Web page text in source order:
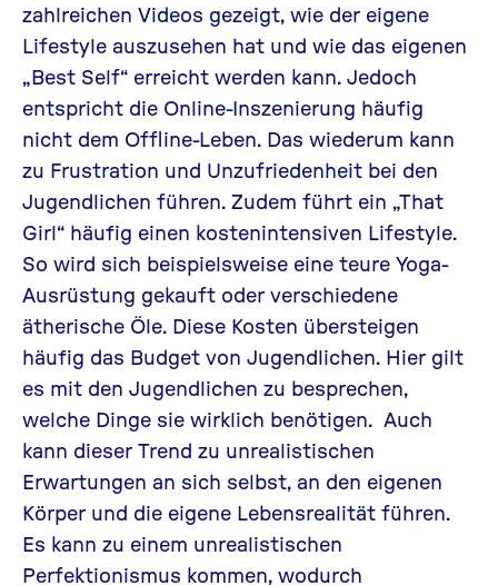
zahlreichen Videos gezeigt, wie der eigene
Lifestyle auszusehen hat und wie das eigenen
„Best Self“ erreicht werden kann. Jedoch
entspricht die Online-Inszenierung häufig
nicht dem Offline-Leben. Das wiederum kann
zu Frustration und Unzufriedenheit bei den
Jugendlichen führen. Zudem führt ein „That
Girl“ häufig einen kostenintensiven Lifestyle.
So wird sich beispielsweise eine teure Yoga-
Ausrüstung gekauft oder verschiedene
ätherische Öle. Diese Kosten übersteigen
häufig das Budget von Jugendlichen. Hier gilt
es mit den Jugendlichen zu besprechen,
welche Dinge sie wirklich benötigen. Auch
kann dieser Trend zu unrealistischen
Erwartungen an sich selbst, an den eigenen
Körper und die eigene Lebensrealität führen.
Es kann zu einem unrealistischen
Perfektionismus kommen, wodurch